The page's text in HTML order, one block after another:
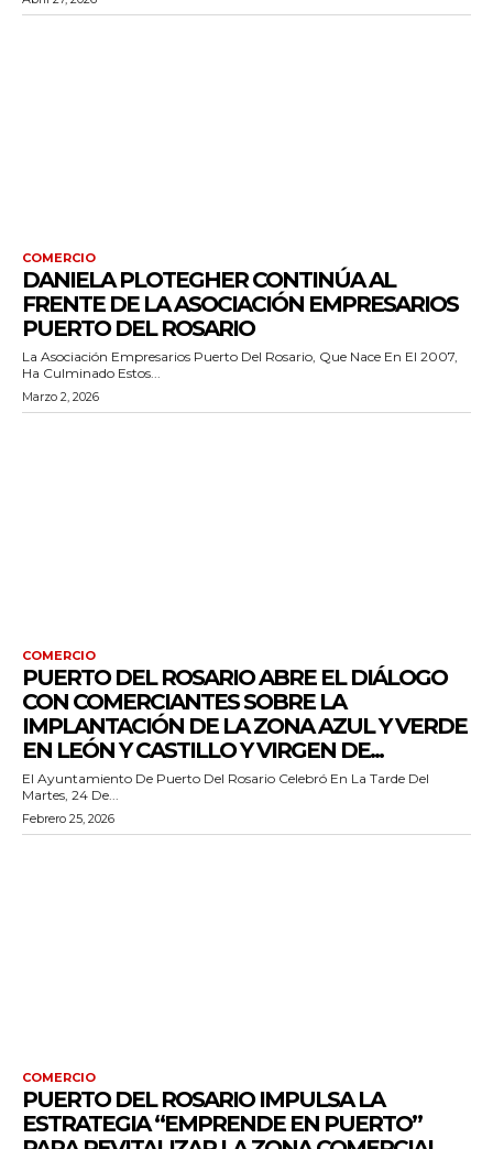
COMERCIO
DANIELA PLOTEGHER CONTINÚA AL
FRENTE DE LA ASOCIACIÓN EMPRESARIOS
PUERTO DEL ROSARIO
La Asociación Empresarios Puerto Del Rosario, Que Nace En El 2007,
Ha Culminado Estos...
Marzo 2, 2026
COMERCIO
PUERTO DEL ROSARIO ABRE EL DIÁLOGO
CON COMERCIANTES SOBRE LA
IMPLANTACIÓN DE LA ZONA AZUL Y VERDE
EN LEÓN Y CASTILLO Y VIRGEN DE...
El Ayuntamiento De Puerto Del Rosario Celebró En La Tarde Del
Martes, 24 De...
Febrero 25, 2026
COMERCIO
PUERTO DEL ROSARIO IMPULSA LA
ESTRATEGIA “EMPRENDE EN PUERTO”